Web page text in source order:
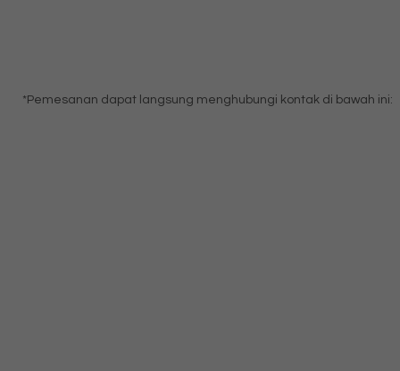
*Pemesanan dapat langsung menghubungi kontak di bawah ini: